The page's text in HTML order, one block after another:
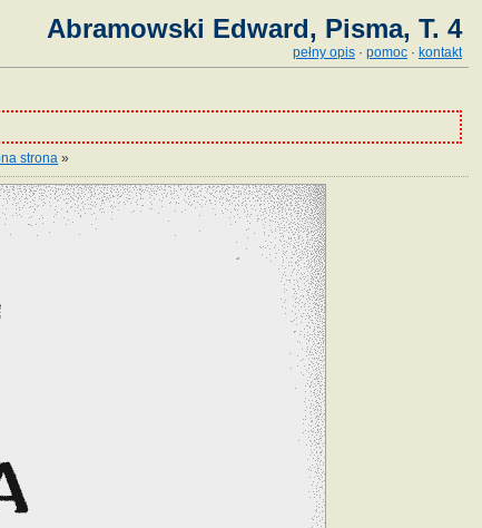
Abramowski Edward, Pisma, T. 4
pełny opis · pomoc · kontakt
strona »